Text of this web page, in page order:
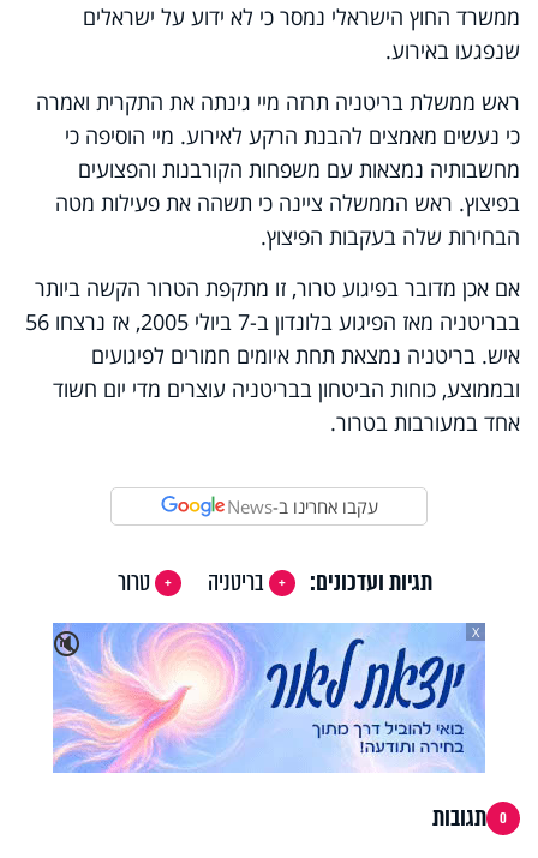
ממשרד החוץ הישראלי נמסר כי לא ידוע על ישראלים
שנפגעו באירוע.
ראש ממשלת בריטניה תרזה מיי גינתה את התקרית ואמרה
כי נעשים מאמצים להבנת הרקע לאירוע. מיי הוסיפה כי
מחשבותיה נמצאות עם משפחות הקורבנות והפצועים
בפיצוץ. ראש הממשלה ציינה כי תשהה את פעילות מטה
הבחירות שלה בעקבות הפיצוץ.
אם אכן מדובר בפיגוע טרור, זו מתקפת הטרור הקשה ביותר
בבריטניה מאז הפיגוע בלונדון ב-7 ביולי 2005, אז נרצחו 56
איש. בריטניה נמצאת תחת איומים חמורים לפיגועים
ובממוצע, כוחות הביטחון בבריטניה עוצרים מדי יום חשוד
אחד במעורבות בטרור.
עקבו אחרינו ב-News
תגיות ועדכונים: בריטניה
טרור
🔇
X
0 תגובות